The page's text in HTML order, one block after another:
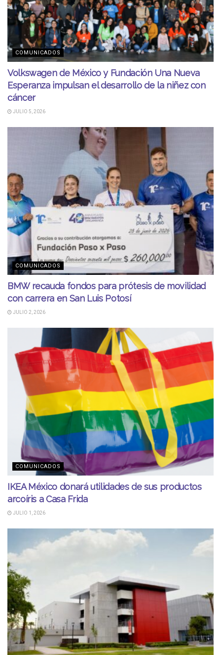
COMUNICADOS
Volkswagen de México y Fundación Una Nueva
Esperanza impulsan el desarrollo de la niñez con
cáncer
JULIO 5, 2026
COMUNICADOS
BMW recauda fondos para prótesis de movilidad
con carrera en San Luis Potosí
JULIO 2, 2026
COMUNICADOS
IKEA México donará utilidades de sus productos
arcoíris a Casa Frida
JULIO 1, 2026